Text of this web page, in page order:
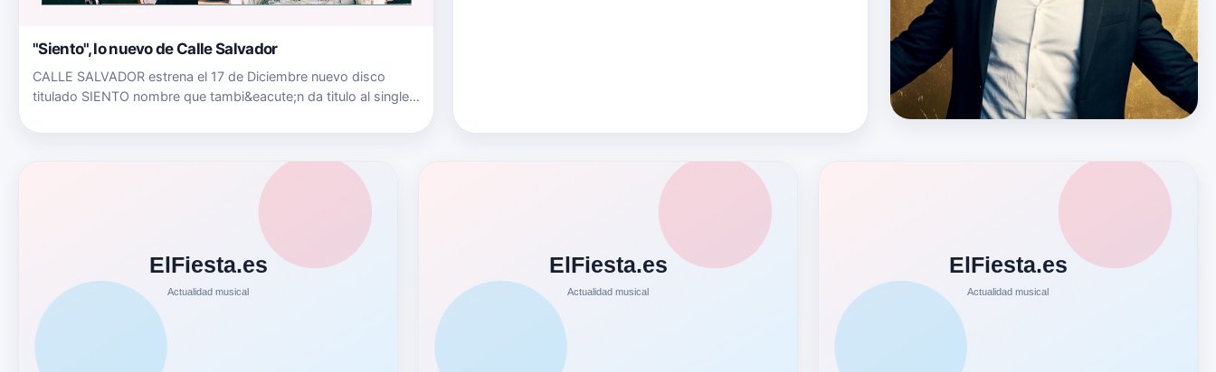
"Siento", lo nuevo de Calle Salvador
CALLE SALVADOR estrena el 17 de Diciembre nuevo disco
titulado SIENTO nombre que tambi&eacute;n da titulo al single
Despu&eacute;s del estreno del single VIDA en el mes de